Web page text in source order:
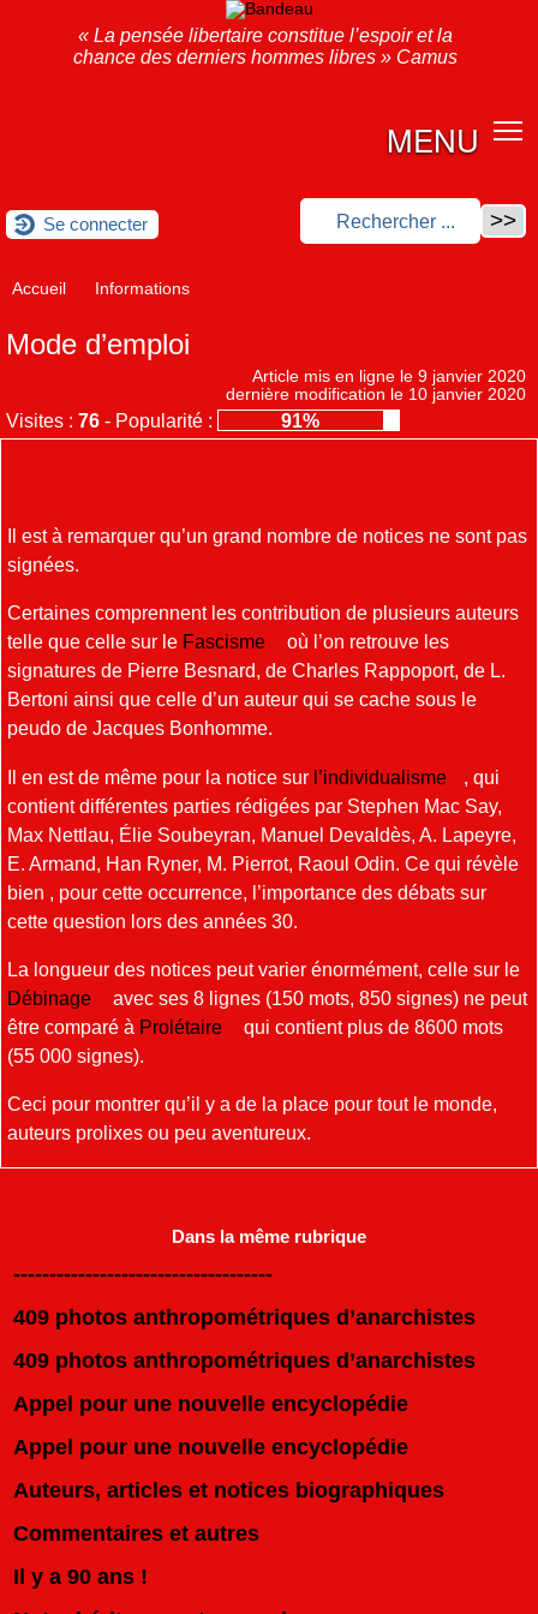
« La pensée libertaire constitue l’espoir et la
chance des derniers hommes libres » Camus
MENU
Se connecter
Accueil Informations
Mode d’emploi
Article mis en ligne le 9 janvier 2020
dernière modification le 10 janvier 2020
Visites : 76 - Popularité : 91%
Il est à remarquer qu’un grand nombre de notices ne sont pas
signées.
Certaines comprennent les contribution de plusieurs auteurs
telle que celle sur le Fascisme
où l’on retrouve les
signatures de Pierre Besnard, de Charles Rappoport, de L.
Bertoni ainsi que celle d’un auteur qui se cache sous le
peudo de Jacques Bonhomme.
Il en est de même pour la notice sur l’individualisme
, qui
contient différentes parties rédigées par Stephen Mac Say,
Max Nettlau, Élie Soubeyran, Manuel Devaldès, A. Lapeyre,
E. Armand, Han Ryner, M. Pierrot, Raoul Odin. Ce qui révèle
bien , pour cette occurrence, l’importance des débats sur
cette question lors des années 30.
La longueur des notices peut varier énormément, celle sur le
Débinage
avec ses 8 lignes (150 mots, 850 signes) ne peut
être comparé à Prolétaire
qui contient plus de 8600 mots
(55 000 signes).
Ceci pour montrer qu’il y a de la place pour tout le monde,
auteurs prolixes ou peu aventureux.
Dans la même rubrique
------------------------------------
409 photos anthropométriques d’anarchistes
409 photos anthropométriques d’anarchistes
Appel pour une nouvelle encyclopédie
Appel pour une nouvelle encyclopédie
Auteurs, articles et notices biographiques
Commentaires et autres
Il y a 90 ans !